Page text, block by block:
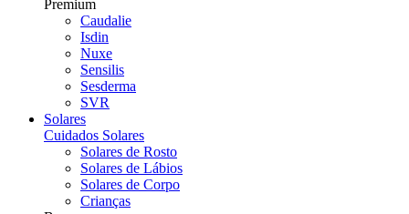
Premium
Caudalie
Isdin
Nuxe
Sensilis
Sesderma
SVR
Solares
Cuidados Solares
Solares de Rosto
Solares de Lábios
Solares de Corpo
Crianças